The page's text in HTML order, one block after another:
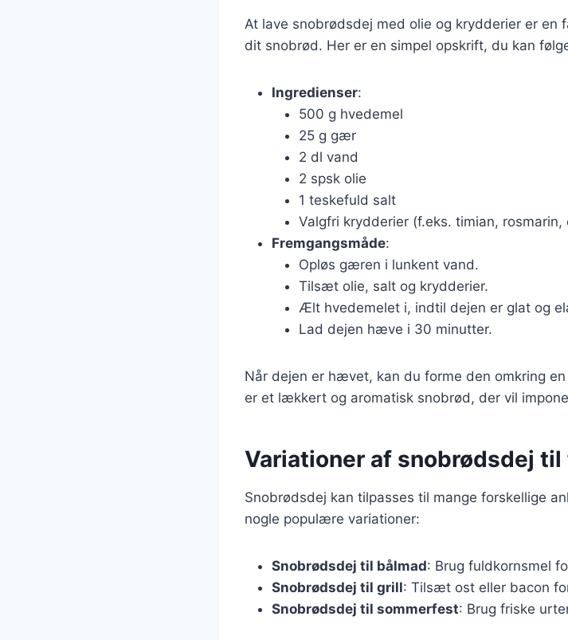
At lave snobrødsdej med olie og krydderier er
dit snobrød. Her er en simpel opskrift, du kan
Ingredienser:
500 g hvedemel
25 g gær
2 dl vand
2 spsk olie
1 teskefuld salt
Valgfri krydderier (f.eks. timian, rosmarin,
Fremgangsmåde:
Opløs gæren i lunkent vand.
Tilsæt olie, salt og krydderier.
Ælt hvedemelet i, indtil dejen er glat og
Lad dejen hæve i 30 minutter.
Når dejen er hævet, kan du forme den omkring
er et lækkert og aromatisk snobrød, der vil
Variationer af snobrødsdej
Snobrødsdej kan tilpasses til mange forskellige
nogle populære variationer:
Snobrødsdej til bålmad: Brug fuldkornsmel
Snobrødsdej til grill: Tilsæt ost eller bacon
Snobrødsdej til sommerfest: Brug friske